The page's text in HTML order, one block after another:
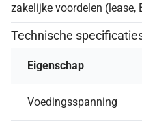
zakelijke voordelen (lease,
Technische
Eigenschap
Voedingsspanning